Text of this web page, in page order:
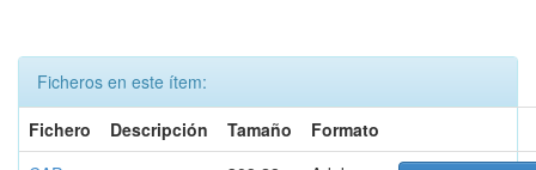
Ficheros en este ítem:
Fichero
Descripción Tamaño
Formato